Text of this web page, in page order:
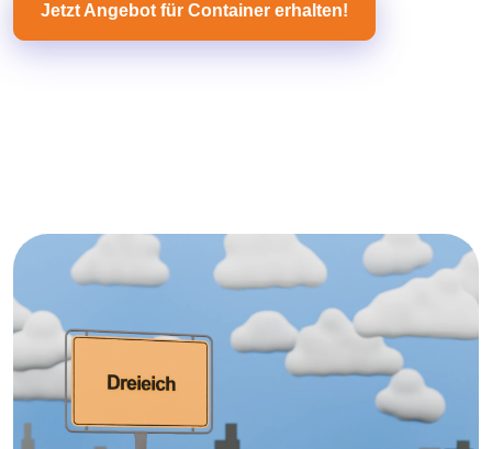
Jetzt Angebot für Container erhalten!